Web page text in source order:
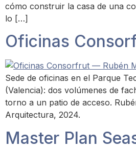
cómo construir la casa de una
lo […]
Oficinas
Sede de oficinas en el Parque
(Valencia): dos volúmenes de
torno a un patio de acceso.
Arquitectura, 2024.
Master Plan